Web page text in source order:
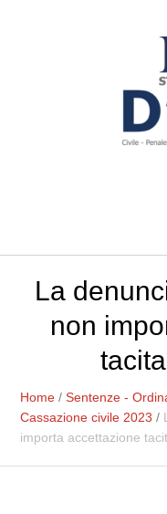
La
non
Home /Sentenze -
Cassazione civile 2023 /
importa accettazione